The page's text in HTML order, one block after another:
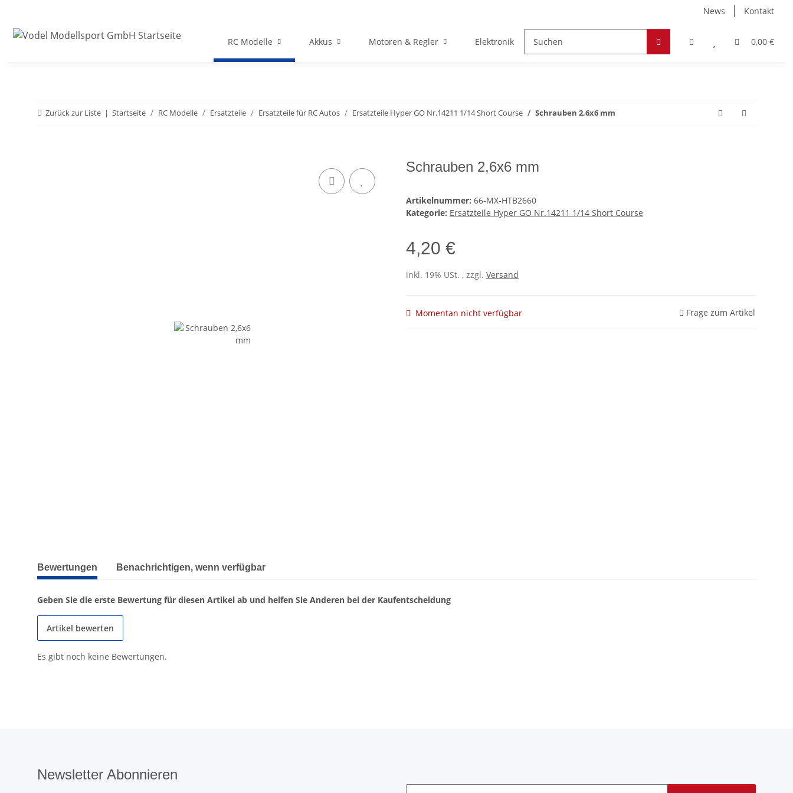
News Kontakt
0,00 €
RC Modelle Akkus Motoren & Regler Elektronik Zubehör Hobby & Freizeit Werkstoffe
Zurück zur Liste Startseite RC Modelle Ersatzteile Ersatzteile für RC Autos Ersatzteile Hyper GO Nr.14211 1/14 Short Course Schrauben 2,6x6 mm
Schrauben 2,6x6 mm
Artikelnummer: 66-MX-HTB2660
Kategorie: Ersatzteile Hyper GO Nr.14211 1/14 Short Course
4,20 €
inkl. 19% USt. , zzgl. Versand
Momentan nicht verfügbar Frage zum Artikel
weitere Registerkarten anzeigen
Bewertungen Benachrichtigen, wenn verfügbar
Geben Sie die erste Bewertung für diesen Artikel ab und helfen Sie Anderen bei der Kaufentscheidung
Artikel bewerten
Es gibt noch keine Bewertungen.
Newsletter Abonnieren